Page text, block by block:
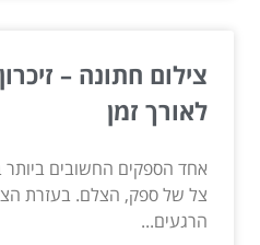
צילום חתונה –
לאורך זמן
אחד הספקים החשובים
צל של ספק, הצלם. בעזרת
הרגעים...